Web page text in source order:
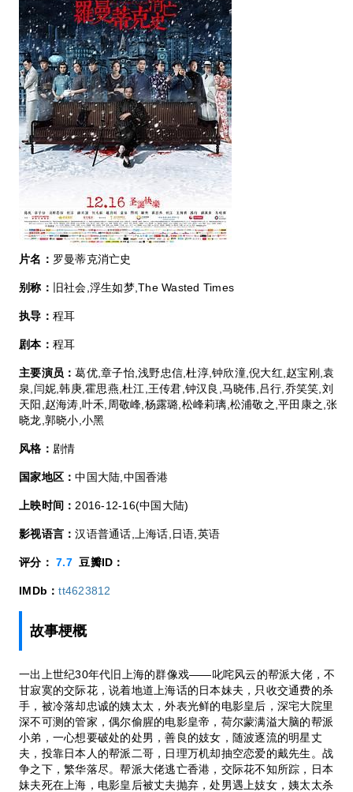
片名： 罗曼蒂克消亡史
别称： 旧社会,浮生如梦,The Wasted Times
执导： 程耳
剧本： 程耳
主要演员：葛优,章子怡,浅野忠信,杜淳,钟欣潼,倪大红,赵宝刚,袁
泉,闫妮,韩庚,霍思燕,杜江,王传君,钟汉良,马晓伟,吕行,乔笑笑,刘
天阳,赵海涛,叶禾,周敬峰,杨露璐,松峰莉璃,松浦敬之,平田康之,张
晓龙,郭晓小,小黑
风格： 剧情
国家地区：中国大陆,中国香港
上映时间： 2016-12-16(中国大陆)
影视语言：汉语普通话,上海话,日语,英语
评分： 7.7 豆瓣ID：
IMDb：tt4623812
故事梗概
一出上世纪30年代旧上海的群像戏——叱咤风云的帮派大佬，不
甘寂寞的交际花，说着地道上海话的日本妹夫，只收交通费的杀
手，被冷落却忠诚的姨太太，外表光鲜的电影皇后，深宅大院里
深不可测的管家，偶尔偷腥的电影皇帝，荷尔蒙满溢大脑的帮派
小弟，一心想要破处的处男，善良的妓女，随波逐流的明星丈
夫，投靠日本人的帮派二哥，日理万机却抽空恋爱的戴先生。战
争之下，繁华落尽。帮派大佬逃亡香港，交际花不知所踪，日本
妹夫死在上海，电影皇后被丈夫抛弃，处男遇上妓女，姨太太杀